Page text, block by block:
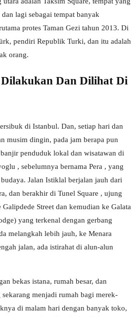
lagi sebagai tempat banyak
protes Taman Gezi tahun 2013. Di
pendiri Republik Turki, dan itu adalah
orang.
Dan Dilihat Di
di Istanbul. Dan, setiap hari dan
musim dingin, pada jam berapa pun
penduduk lokal dan wisatawan di
, sebelumnya bernama Pera , yang
Jalan Istiklal berjalan jauh dari
dan berakhir di Tunel Square , ujung
Street dan kemudian ke Galata
yang terkenal dengan gerbang
melangkah lebih jauh, ke Menara
jalan, ada istirahat di alun-alun
bekas istana, rumah besar, dan
menjadi rumah bagi merek-
di malam hari dengan banyak toko,